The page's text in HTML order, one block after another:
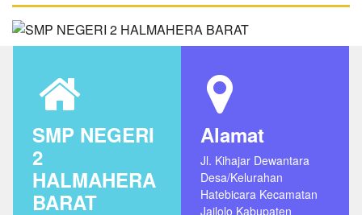
SMP NEGERI
2
HALMAHERA
BARAT
Alamat
Jl. Kihajar Dewantara
Desa/Kelurahan
Hatebicara Kecamatan
Jailolo Kabupaten